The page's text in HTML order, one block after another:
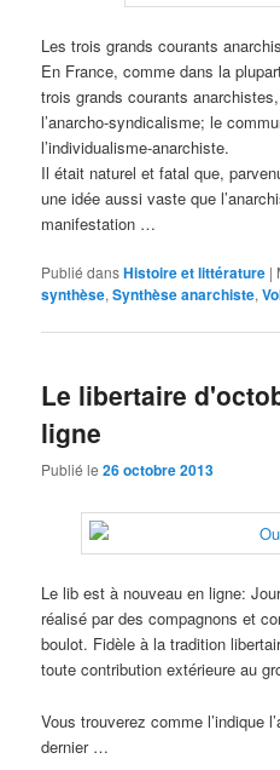
Les trois grands courants
En France, comme dans la
trois grands courants
l’anarcho-syndicalisme; le
l’individualisme-anarchiste.
Il était naturel et fatal que,
une idée aussi vaste que
manifestation …
Publié dansHistoire et littérature |
synthèse,Synthèse anarchiste,
Le libertaire
ligne
Publié le26 octobre 2013
Le lib est à nouveau en ligne:
réalisé par des compagnons et
boulot. Fidèle à la tradition
toute contribution extérieure au
Vous trouverez comme l’indique
dernier …